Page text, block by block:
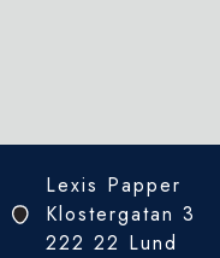
Lexis Papper
Klostergatan 3
222 22 Lund